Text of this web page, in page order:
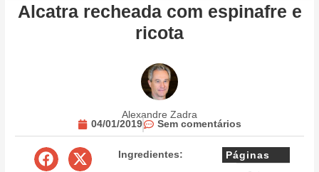
Alcatra recheada com espinafre e
ricota
Alexandre Zadra
04/01/2019 Sem comentários
Ingredientes: Páginas